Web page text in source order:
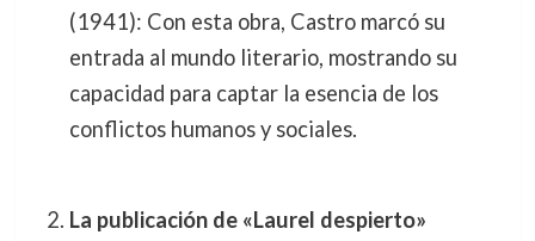
(1941): Con esta obra, Castro marcó su
entrada al mundo literario, mostrando su
capacidad para captar la esencia de los
conflictos humanos y sociales.
La publicación de «Laurel despierto»